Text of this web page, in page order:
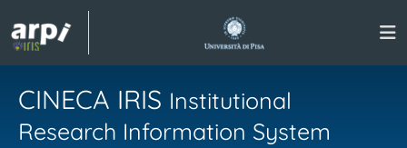
CINECA IRIS Institutional
Research Information System